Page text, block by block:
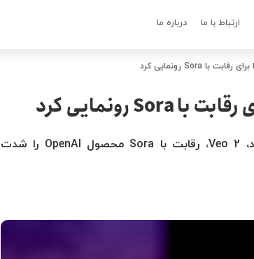
ارتباط با ما درباره ما
گوگل با معرفی ابزار جدید ویدئوی هوش مصنوعی خود، Veo 2، رقابت با Sora محصول OpenAI را شدت